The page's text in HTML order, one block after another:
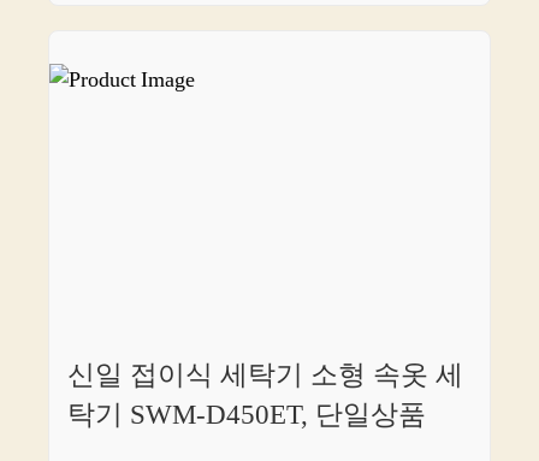
신일 접이식 세탁기 소형 속옷 세
탁기 SWM-D450ET, 단일상품